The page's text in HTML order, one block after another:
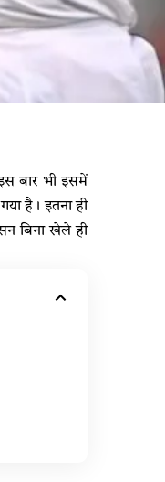
बार भी इसमें
है। इतना ही
बिना खेले ही